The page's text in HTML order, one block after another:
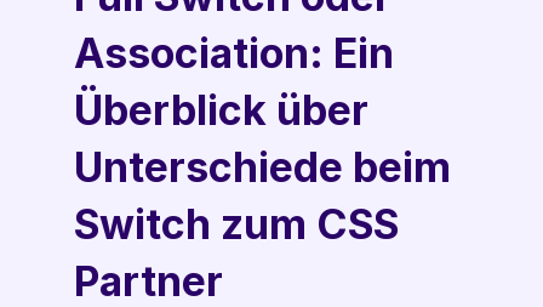
Association: Ein
Überblick über
Unterschiede beim
Switch zum CSS
Partner